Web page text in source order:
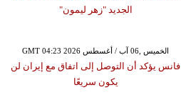
الجديد "زهر ليمون"
GMT 04:23 2026 الخميس ,06 آب / أغسطس
فانس يؤكد أن التوصل إلى اتفاق مع إيران لن
يكون سريعًا